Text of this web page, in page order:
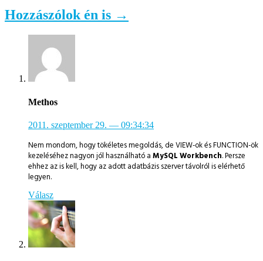
Hozzászólok én is →
Methos
2011. szeptember 29. — 09:34:34
Nem mondom, hogy tökéletes megoldás, de VIEW-ok és FUNCTION-ök
kezeléséhez nagyon jól használható a MySQL Workbench. Persze
ehhez az is kell, hogy az adott adatbázis szerver távolról is elérhető
legyen.
Válasz